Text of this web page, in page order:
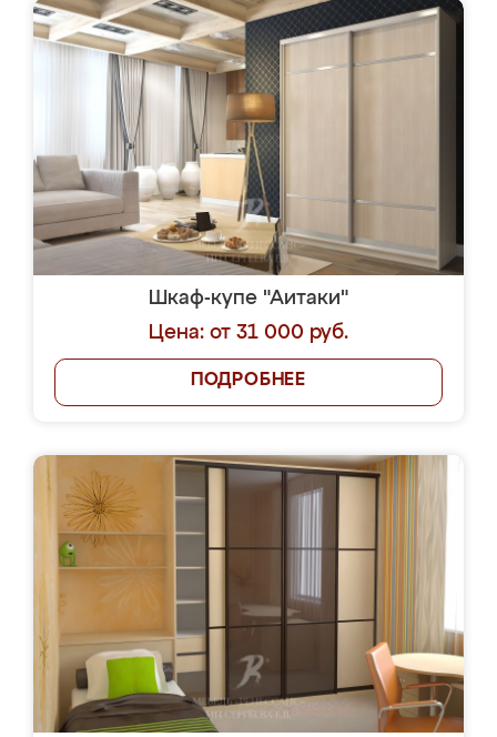
Шкаф-купе "Аитаки"
Цена: от 31 000 руб.
ПОДРОБНЕЕ